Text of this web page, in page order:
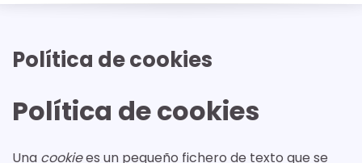
Política de cookies
Política de cookies
Una cookiees un pequeño fichero de texto que se